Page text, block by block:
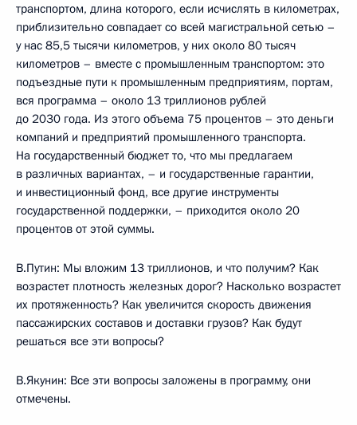
транспортом, длина которого, если исчислять в километрах,
приблизительно совпадает со всей магистральной сетью –
у нас 85,5 тысячи километров, у них около 80 тысяч
километров – вместе с промышленным транспортом: это
подъездные пути к промышленным предприятиям, портам,
вся программа – около 13 триллионов рублей
до 2030 года. Из этого объема 75 процентов – это деньги
компаний и предприятий промышленного транспорта.
На государственный бюджет то, что мы предлагаем
в различных вариантах, – и государственные гарантии,
и инвестиционный фонд, все другие инструменты
государственной поддержки, – приходится около 20
процентов от этой суммы.
В.Путин: Мы вложим 13 триллионов, и что получим? Как
возрастет плотность железных дорог? Насколько возрастет
их протяженность? Как увеличится скорость движения
пассажирских составов и доставки грузов? Как будут
решаться все эти вопросы?
В.Якунин: Все эти вопросы заложены в программу, они
отмечены.